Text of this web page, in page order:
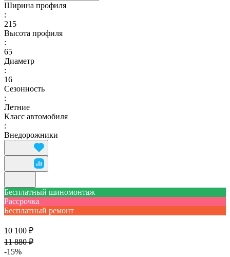
Ширина профиля
:
215
Высота профиля
:
65
Диаметр
:
16
Сезонность
:
Летние
Класс автомобиля
:
Внедорожники
Бесплатный шиномонтаж
Рассрочка
Бесплатный ремонт
10 100 ₽
11 880 ₽
-15%